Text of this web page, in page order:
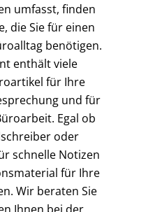
umfasst, finden
die Sie für einen
benötigen.
enthält viele
für Ihre
und für
Egal ob
oder
schnelle Notizen
für Ihre
Wir beraten Sie